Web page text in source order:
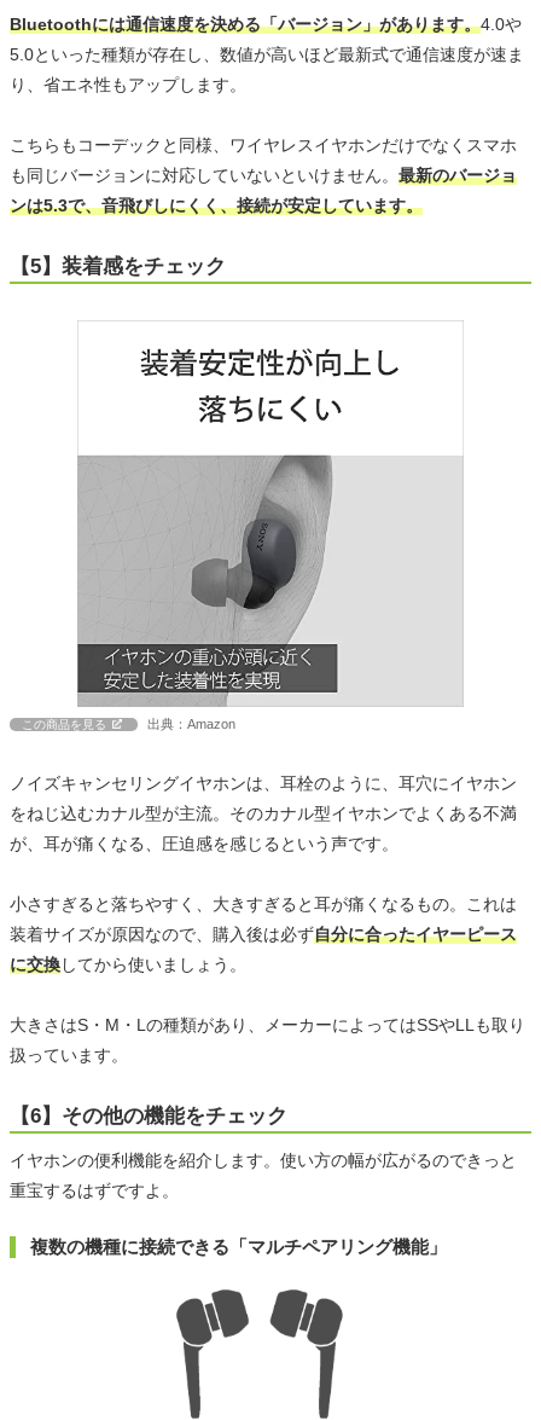
Bluetoothには通信速度を決める「バージョン」があります。4.0や
5.0といった種類が存在し、数値が高いほど最新式で通信速度が速ま
り、省エネ性もアップします。
こちらもコーデックと同様、ワイヤレスイヤホンだけでなくスマホ
も同じバージョンに対応していないといけません。 最新のバージョ
ンは5.3で、音飛びしにくく、接続が安定しています。
【5】装着感をチェック
この商品を見る 出典：Amazon
ノイズキャンセリングイヤホンは、耳栓のように、耳穴にイヤホン
をねじ込むカナル型が主流。そのカナル型イヤホンでよくある不満
が、耳が痛くなる、圧迫感を感じるという声です。
小さすぎると落ちやすく、大きすぎると耳が痛くなるもの。これは
装着サイズが原因なので、購入後は必ず自分に合ったイヤーピース
に交換してから使いましょう。
大きさはS・M・Lの種類があり、メーカーによってはSSやLLも取り
扱っています。
【6】その他の機能をチェック
イヤホンの便利機能を紹介します。使い方の幅が広がるのできっと
重宝するはずですよ。
複数の機種に接続できる「マルチペアリング機能」